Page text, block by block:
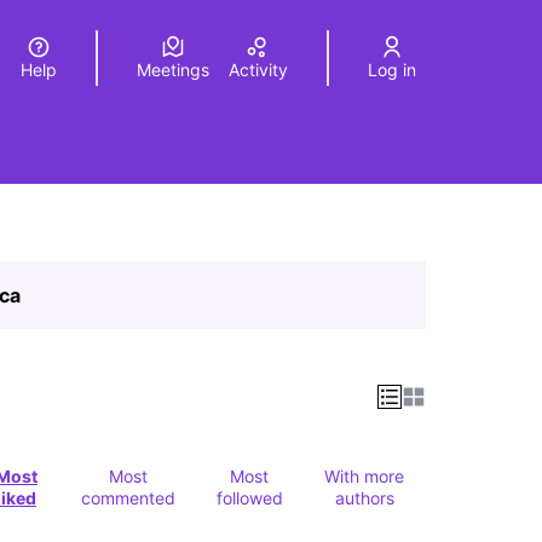
Elegir el idiomaChoose language
Help Meetings Activity Log in
Most
commented
Most
followed
With more
authors